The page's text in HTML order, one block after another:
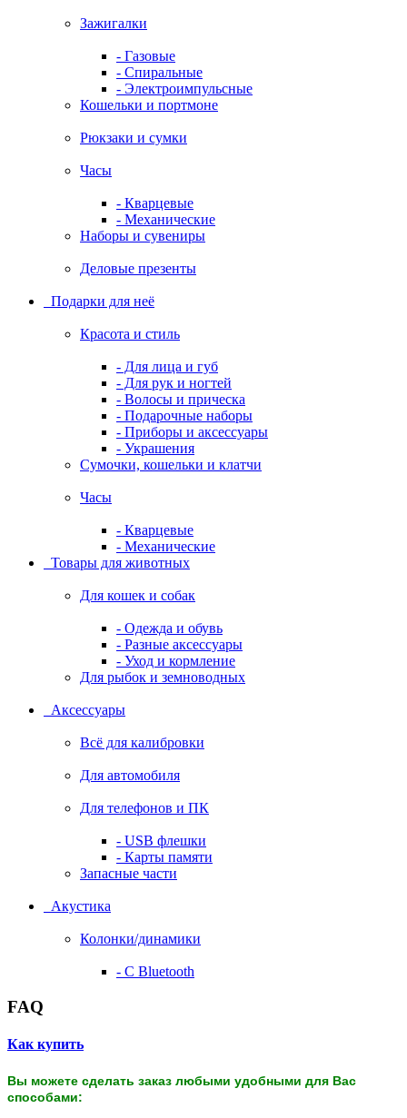
Зажигалки
- Газовые
- Спиральные
- Электроимпульсные
Кошельки и портмоне
Рюкзаки и сумки
Часы
- Кварцевые
- Механические
Наборы и сувениры
Деловые презенты
Подарки для неё
Красота и стиль
- Для лица и губ
- Для рук и ногтей
- Волосы и прическа
- Подарочные наборы
- Приборы и аксессуары
- Украшения
Сумочки, кошельки и клатчи
Часы
- Кварцевые
- Механические
Товары для животных
Для кошек и собак
- Одежда и обувь
- Разные аксессуары
- Уход и кормление
Для рыбок и земноводных
Аксессуары
Всё для калибровки
Для автомобиля
Для телефонов и ПК
- USB флешки
- Карты памяти
Запасные части
Акустика
Колонки/динамики
- С Bluetooth
FAQ
Как купить
Вы можете сделать заказ любыми удобными для Вас
способами: